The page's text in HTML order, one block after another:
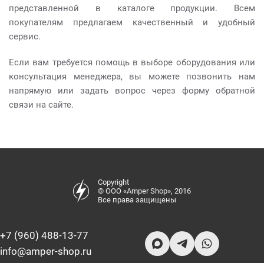
представленной в каталоге продукции. Всем
покупателям предлагаем качественный и удобный
сервис.
Если вам требуется помощь в выборе оборудования или
консультация менеджера, вы можете позвонить нам
напрямую или задать вопрос через форму обратной
связи на сайте.
Copyright
© ООО «Amper Shop», 2016
Все права защищены
+7 (960) 488-13-77
info@amper-shop.ru